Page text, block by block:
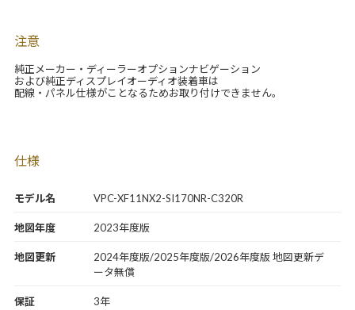
モデル名 VPC-XF11NX2-SI170NR-C320R
注意
純正メーカー・ディーラーオプションナビゲーション
および純正ディスプレイオーディオ装着車は
配線・パネル仕様がことなるためお取り付けできません。
仕様
地図年度 2023年度版
地図更新
2024年度版/2025年度版/2026年度版 地図更新デ
ータ無償
保証 3年